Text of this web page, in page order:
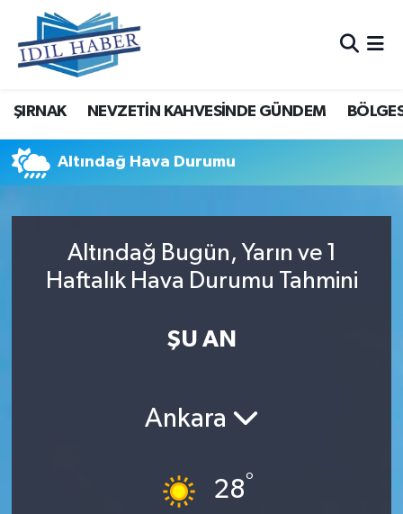
ŞIRNAK NEVZETİN KAHVESİNDE GÜNDEM
Altındağ Hava Durumu
Altındağ Bugün, Yarın ve 1
Haftalık Hava Durumu Tahmini
ŞU AN
Ankara
28°
Nöbetçi Eczaneler
Hava Durumu
Trafik Durumu
Tüm Manşetler